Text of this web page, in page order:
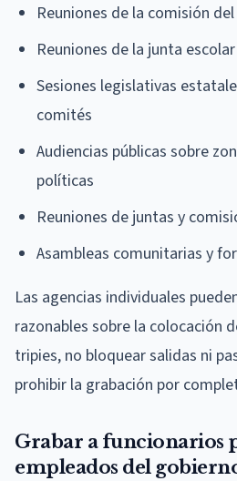
Reuniones de la comisión
Reuniones de la junta escolar
Sesiones legislativas
comités
Audiencias públicas sobre
políticas
Reuniones de juntas y
Asambleas comunitarias y
Las agencias individuales
razonables sobre la colocación
tripies, no bloquear salidas ni
prohibir la grabación por
Grabar a funcionarios
empleados del